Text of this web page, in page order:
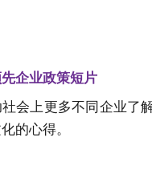
企业政策短片
会上更多不同企业了
的心得。